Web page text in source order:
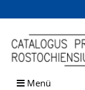
Browsen
direkt zum Inhalt
Menü